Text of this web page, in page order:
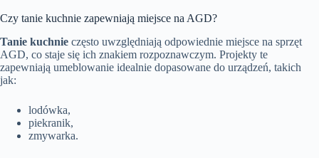
Czy tanie kuchnie zapewniają miejsce na AGD?
Tanie kuchnie często uwzględniają odpowiednie miejsce na sprzęt
AGD, co staje się ich znakiem rozpoznawczym. Projekty te
zapewniają umeblowanie idealnie dopasowane do urządzeń, takich
jak:
lodówka,
piekranik,
zmywarka.